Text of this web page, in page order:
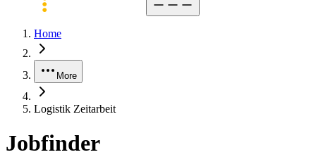
Home
More
Logistik Zeitarbeit
Jobfinder